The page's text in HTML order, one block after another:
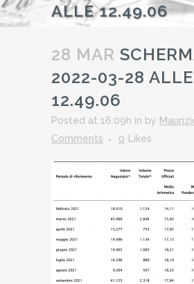
ALLE 12.49.06
28 MAR
2022-03-28 ALLE
12.49.06
Posted at 16:09h in by
Comments
0 Likes